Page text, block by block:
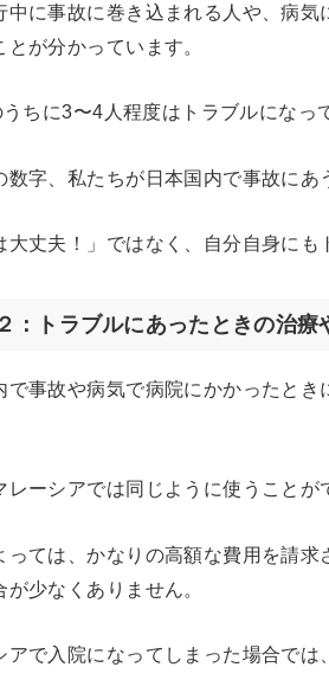
中に事故に巻き込まれる人や、病
とが分かっています。
ちに3〜4人程度はトラブルになっ
数字、私たちが日本国内で事故にあ
大丈夫！」ではなく、自分自身に
：トラブルにあったときの治療
で事故や病気で病院にかかったと
レーシアでは同じように使うことが
っては、かなりの高額な費用を請
が少なくありません。
アで入院になってしまった場合で